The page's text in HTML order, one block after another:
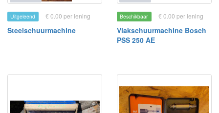
Uitgeleend € 0.00 per lening
Steelschuurmachine
Beschikbaar € 0.00 per lening
Vlakschuurmachine Bosch
PSS 250 AE